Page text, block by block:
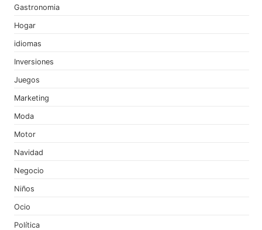
Gastronomia
Hogar
idiomas
Inversiones
Juegos
Marketing
Moda
Motor
Navidad
Negocio
Niños
Ocio
Política